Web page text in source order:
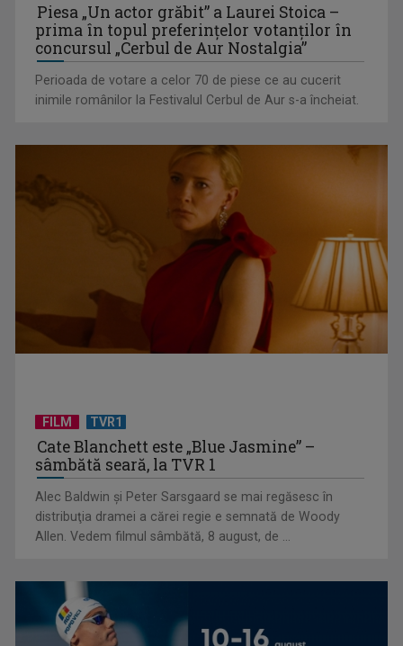
Vizită regală în Irlanda
Relațiile româno-poloneze, o prietenie istorică
Hora care unește generații | VIDEO
Piesa „Un actor grăbit” a Laurei Stoica –
prima în topul preferinţelor votanţilor în
concursul „Cerbul de Aur Nostalgia”
Perioada de votare a celor 70 de piese ce au cucerit
inimile românilor la Festivalul Cerbul de Aur s-a încheiat.
FILM TVR1
Cate Blanchett este „Blue Jasmine” –
sâmbătă seară, la TVR 1
Alec Baldwin şi Peter Sarsgaard se mai regăsesc în
distribuţia dramei a cărei regie e semnată de Woody
Allen. Vedem filmul sâmbătă, 8 august, de ...